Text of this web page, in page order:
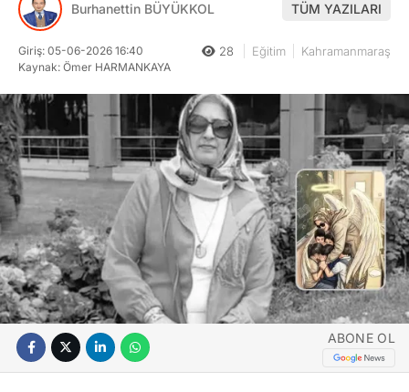
Burhanettin BÜYÜKKOL TÜM YAZILARI
Giriş: 05-06-2026 16:40
Kaynak: Ömer HARMANKAYA
28 Eğitim Kahramanmaraş
ABONE OL